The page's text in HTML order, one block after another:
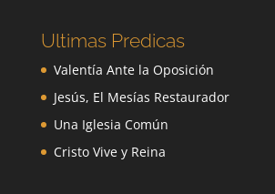
Ultimas Predicas
Valentía Ante la Oposición
Jesús, El Mesías Restaurador
Una Iglesia Común
Cristo Vive y Reina